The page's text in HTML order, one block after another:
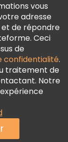
vous
adresse
de répondre
Ceci
de
confidentialité.
traitement de
Notre